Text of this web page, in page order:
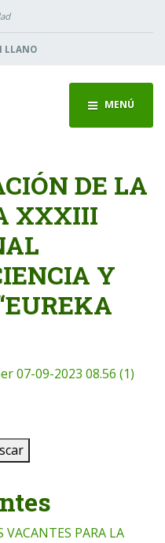
LLANO
MENÚ
DE LA
XXXIII
Y
07-09-2023 08.56 (1)
VACANTES PARA LA